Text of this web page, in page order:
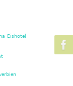
Eishotel